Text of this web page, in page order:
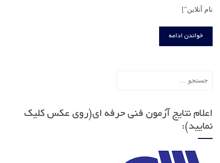
نام آنلاین"]
خواندن ادامه
اعلام نتایج آزمون فنی حرفه ای(روی عکس کلیک
نمایید):